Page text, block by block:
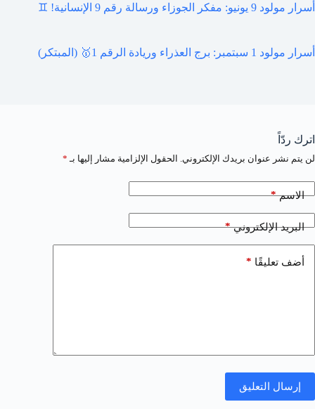
أسرار مولود 9 يونيو: مفكر الجوزاء ورسالة رقم 9 الإنسانية! ♊️
أسرار مولود 1 سبتمبر: برج العذراء وريادة الرقم 1🥇 (المبتكر)
اترك ردّاً
لن يتم نشر عنوان بريدك الإلكتروني. الحقول الإلزامية مشار إليها بـ *
الاسم*
البريد الإلكتروني*
أضف تعليقًا *
إرسال التعليق